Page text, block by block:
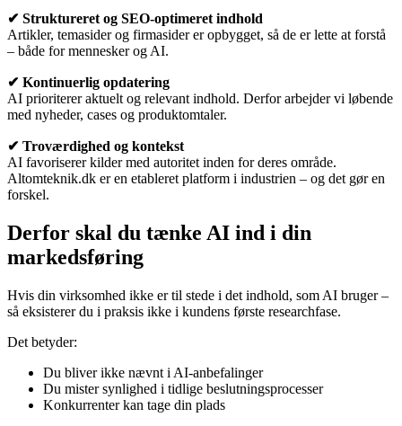
✔ Struktureret og SEO-optimeret indhold
Artikler, temasider og firmasider er opbygget, så de er lette at forstå
– både for mennesker og AI.
✔ Kontinuerlig opdatering
AI prioriterer aktuelt og relevant indhold. Derfor arbejder vi løbende
med nyheder, cases og produktomtaler.
✔ Troværdighed og kontekst
AI favoriserer kilder med autoritet inden for deres område.
Altomteknik.dk er en etableret platform i industrien – og det gør en
forskel.
Derfor skal du tænke AI ind i din
markedsføring
Hvis din virksomhed ikke er til stede i det indhold, som AI bruger –
så eksisterer du i praksis ikke i kundens første researchfase.
Det betyder:
Du bliver ikke nævnt i AI-anbefalinger
Du mister synlighed i tidlige beslutningsprocesser
Konkurrenter kan tage din plads